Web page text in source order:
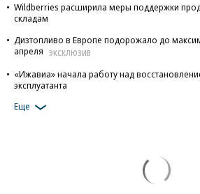
Wildberries расширила меры поддержки
складам
Дизтопливо в Европе подорожало до
апреля
ЭКСКЛЮЗИВ
«Ижавиа» начала работу над
эксплуатанта
Еще